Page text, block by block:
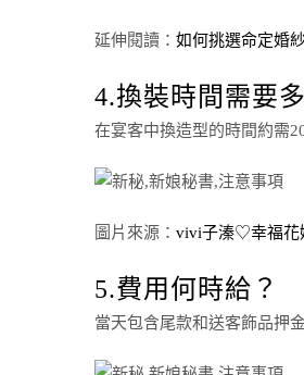
延伸閱讀： 如何挑選命定婚
4.換裝時間需要
在宴客中換造型的時間約需
圖片來源： vivi子溱♡幸福花
5.費用何時給？
當天包含尾款和送客飾品押